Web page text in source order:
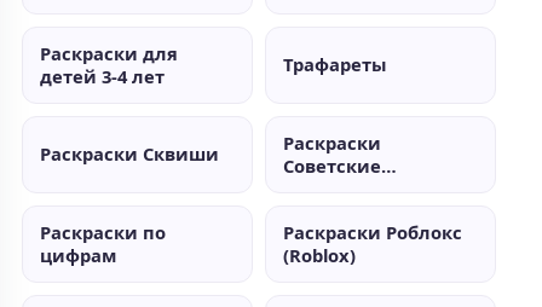
Раскраски для
детей 3-4 лет
Трафареты
Раскраски Сквиши
Раскраски
Советские
Раскраски по
цифрам
Раскраски Роблокс
(Roblox)